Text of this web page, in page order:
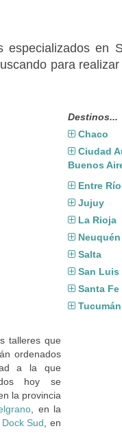
especializados en
para
Destinos...
Chaco
Ciudad
Buenos
Entre
Jujuy
La Rioja
Neuquén
Salta
San Luis
Santa Fe
Tucumán
talleres que
ordenados
a la que
hoy se
en la provincia
, en la
Dock Sud , en